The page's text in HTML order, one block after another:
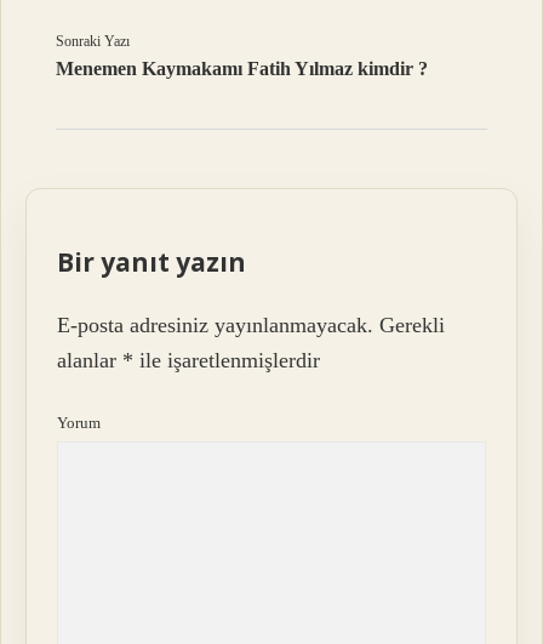
Sonraki Yazı
Menemen Kaymakamı Fatih Yılmaz kimdir ?
Bir yanıt yazın
E-posta adresiniz yayınlanmayacak. Gerekli
alanlar * ile işaretlenmişlerdir
Yorum